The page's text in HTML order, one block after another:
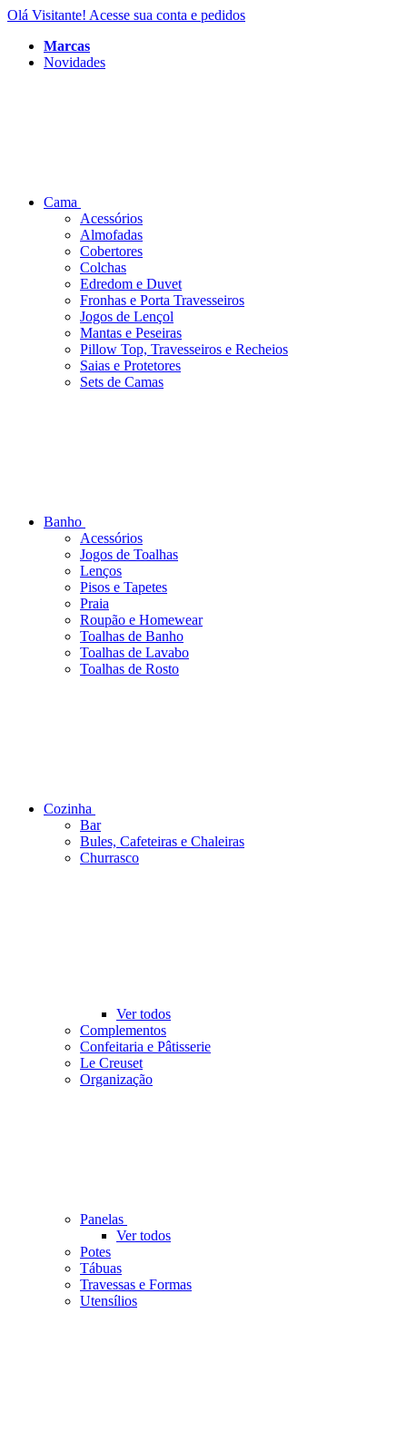
Olá Visitante! Acesse sua conta e pedidos
Marcas
Novidades
Cama
Acessórios
Almofadas
Cobertores
Colchas
Edredom e Duvet
Fronhas e Porta Travesseiros
Jogos de Lençol
Mantas e Peseiras
Pillow Top, Travesseiros e Recheios
Saias e Protetores
Sets de Camas
Banho
Acessórios
Jogos de Toalhas
Lenços
Pisos e Tapetes
Praia
Roupão e Homewear
Toalhas de Banho
Toalhas de Lavabo
Toalhas de Rosto
Cozinha
Bar
Bules, Cafeteiras e Chaleiras
Churrasco
Ver todos
Complementos
Confeitaria e Pâtisserie
Le Creuset
Organização
Panelas
Ver todos
Potes
Tábuas
Travessas e Formas
Utensílios